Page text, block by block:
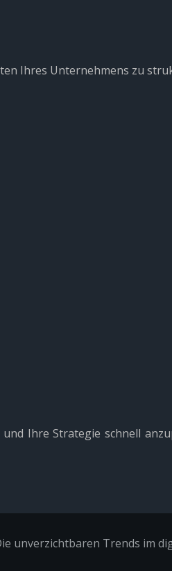
Ihres Unternehmens zu
Ihre Strategie schnell
unverzichtbaren Trends im